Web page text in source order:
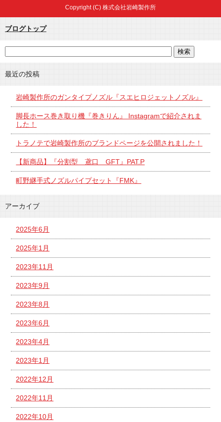
Copyright (C) 株式会社岩崎製作所
ブログトップ
最近の投稿
岩崎製作所のガンタイプノズル『スエヒロジェットノズル』
脚長ホース巻き取り機『巻きりん』 Instagramで紹介されま
した！
トラノテで岩崎製作所のブランドページを公開されました！
【新商品】『分割型 鳶口 GFT』PAT.P
町野継手式ノズルパイプセット『FMK』
アーカイブ
2025年6月
2025年1月
2023年11月
2023年9月
2023年8月
2023年6月
2023年4月
2023年1月
2022年12月
2022年11月
2022年10月